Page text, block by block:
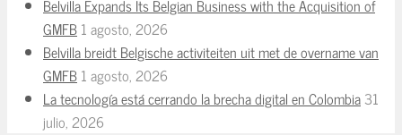
Belvilla Expands Its Belgian Business with the Acquisition of
GMFB1 agosto, 2026
Belvilla breidt Belgische activiteiten uit met de overname van
GMFB1 agosto, 2026
La tecnología está cerrando la brecha digital en Colombia31
julio, 2026